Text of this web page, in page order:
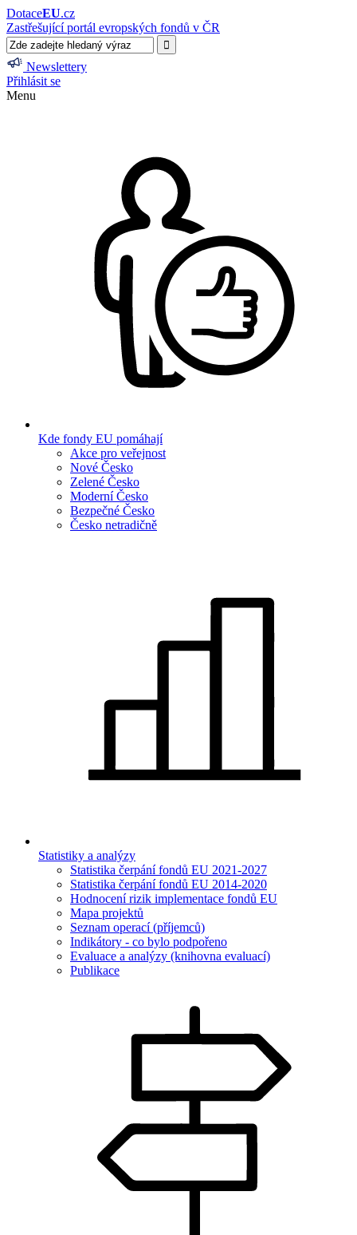
DotaceEU.cz
Zastřešující portál evropských fondů v ČR
Newslettery
Přihlásit se
Menu
Kde fondy EU pomáhají
Akce pro veřejnost
Nové Česko
Zelené Česko
Moderní Česko
Bezpečné Česko
Česko netradičně
Statistiky a analýzy
Statistika čerpání fondů EU 2021-2027
Statistika čerpání fondů EU 2014-2020
Hodnocení rizik implementace fondů EU
Mapa projektů
Seznam operací (příjemců)
Indikátory - co bylo podpořeno
Evaluace a analýzy (knihovna evaluací)
Publikace